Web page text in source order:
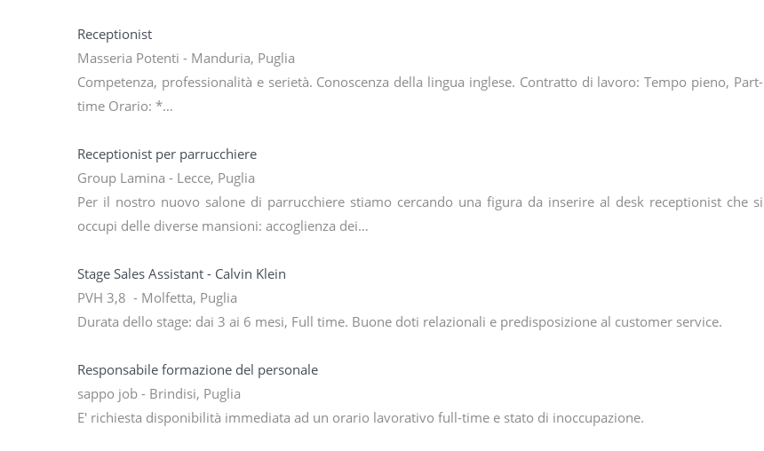
Receptionist
Masseria Potenti - Manduria, Puglia
Competenza, professionalità e serietà. Conoscenza della lingua inglese. Contratto di lavoro: Tempo pieno, Part-
time Orario: *…
Receptionist per parrucchiere
Group Lamina - Lecce, Puglia
Per il nostro nuovo salone di parrucchiere stiamo cercando una figura da inserire al desk receptionist che si
occupi delle diverse mansioni: accoglienza dei…
Stage Sales Assistant - Calvin Klein
PVH 3,8 - Molfetta, Puglia
Durata dello stage: dai 3 ai 6 mesi, Full time. Buone doti relazionali e predisposizione al customer service.
Responsabile formazione del personale
sappo job - Brindisi, Puglia
E' richiesta disponibilità immediata ad un orario lavorativo full-time e stato di inoccupazione.